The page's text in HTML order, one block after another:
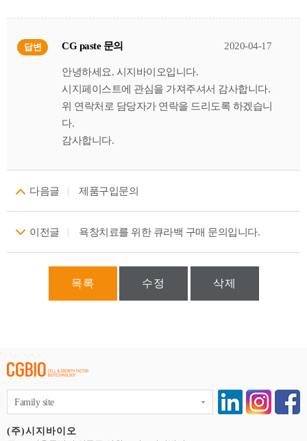
답변 CG paste 문의 2020-04-17
안녕하세요. 시지바이오입니다.
시지페이스트에 관심을 가져주셔서 감사합니다.
위 연락처로 담당자가 연락을 드리도록 하겠습니
다.
감사합니다.
다음글 제품구입문의
이전글 욕창치료를 위한 큐라백 구매 문의입니다.
목록 수정 삭제
(주)시지바이오
Family site